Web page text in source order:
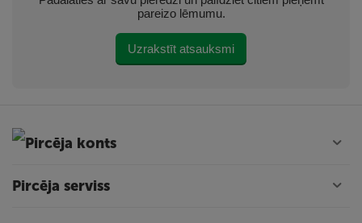
pareizo lēmumu.
Uzrakstīt atsauksmi
Pircēja konts
Pircēja serviss